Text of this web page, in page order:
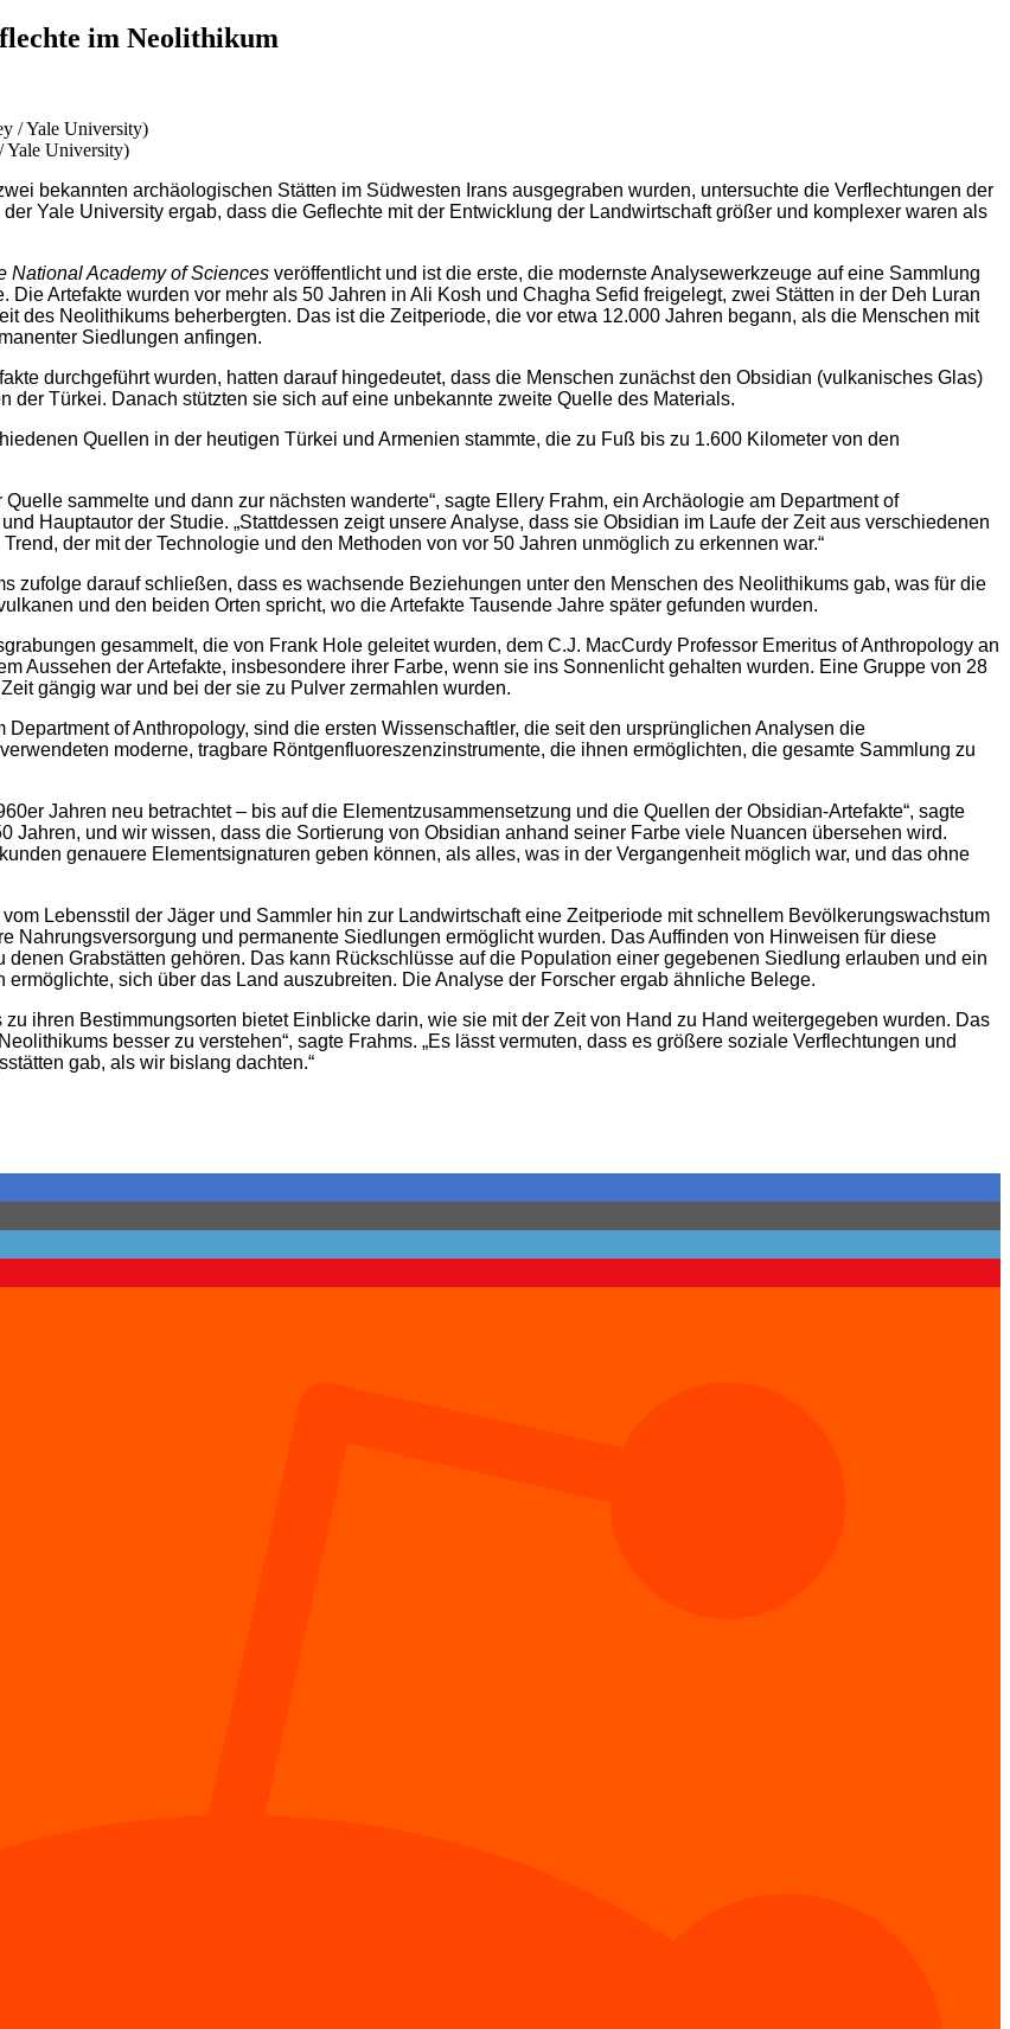
im Neolithikum
Yale University)
bekannten archäologischen Stätten im Südwesten Irans ausgegraben wurden, untersuchte die Verflechtungen der
Yale University ergab, dass die Geflechte mit der Entwicklung der Landwirtschaft größer und komplexer waren als
National Academy of Sciences veröffentlicht und ist die erste, die modernste Analysewerkzeuge auf eine Sammlung
Artefakte wurden vor mehr als 50 Jahren in Ali Kosh und Chagha Sefid freigelegt, zwei Stätten in der Deh Luran
des Neolithikums beherbergten. Das ist die Zeitperiode, die vor etwa 12.000 Jahren begann, als die Menschen mit
Siedlungen anfingen.
durchgeführt wurden, hatten darauf hingedeutet, dass die Menschen zunächst den Obsidian (vulkanisches Glas)
der Türkei. Danach stützten sie sich auf eine unbekannte zweite Quelle des Materials.
Quellen in der heutigen Türkei und Armenien stammte, die zu Fuß bis zu 1.600 Kilometer von den
sammelte und dann zur nächsten wanderte“, sagte Ellery Frahm, ein Archäologie am Department of
Hauptautor der Studie. „Stattdessen zeigt unsere Analyse, dass sie Obsidian im Laufe der Zeit aus verschiedenen
der mit der Technologie und den Methoden von vor 50 Jahren unmöglich zu erkennen war.“
zufolge darauf schließen, dass es wachsende Beziehungen unter den Menschen des Neolithikums gab, was für die
und den beiden Orten spricht, wo die Artefakte Tausende Jahre später gefunden wurden.
gesammelt, die von Frank Hole geleitet wurden, dem C.J. MacCurdy Professor Emeritus of Anthropology an
Aussehen der Artefakte, insbesondere ihrer Farbe, wenn sie ins Sonnenlicht gehalten wurden. Eine Gruppe von 28
gängig war und bei der sie zu Pulver zermahlen wurden.
of Anthropology, sind die ersten Wissenschaftler, die seit den ursprünglichen Analysen die
moderne, tragbare Röntgenfluoreszenzinstrumente, die ihnen ermöglichten, die gesamte Sammlung zu
Jahren neu betrachtet – bis auf die Elementzusammensetzung und die Quellen der Obsidian-Artefakte“, sagte
Jahren, und wir wissen, dass die Sortierung von Obsidian anhand seiner Farbe viele Nuancen übersehen wird.
genauere Elementsignaturen geben können, als alles, was in der Vergangenheit möglich war, und das ohne
Lebensstil der Jäger und Sammler hin zur Landwirtschaft eine Zeitperiode mit schnellem Bevölkerungswachstum
Nahrungsversorgung und permanente Siedlungen ermöglicht wurden. Das Auffinden von Hinweisen für diese
Grabstätten gehören. Das kann Rückschlüsse auf die Population einer gegebenen Siedlung erlauben und ein
sich über das Land auszubreiten. Die Analyse der Forscher ergab ähnliche Belege.
ihren Bestimmungsorten bietet Einblicke darin, wie sie mit der Zeit von Hand zu Hand weitergegeben wurden. Das
besser zu verstehen“, sagte Frahms. „Es lässt vermuten, dass es größere soziale Verflechtungen und
gab, als wir bislang dachten.“